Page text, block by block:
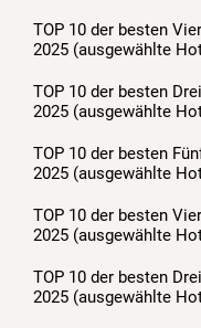
TOP 10 der besten
2025 (ausgewählte
TOP 10 der besten
2025 (ausgewählte
TOP 10 der besten
2025 (ausgewählte
TOP 10 der besten
2025 (ausgewählte
TOP 10 der besten
2025 (ausgewählte